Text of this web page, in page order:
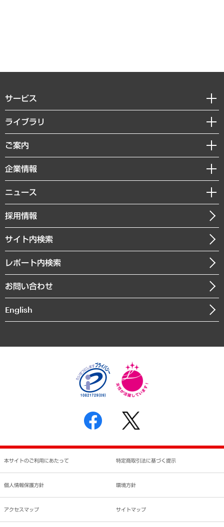
サービス
経営戦略
組織・人事戦略
デジタルイノベーション
共生・ダイバーシティ
GRC（ガバナンス・リスク・コンプライアンス）・防災（政策）
経済・産業・雇用・労働
まちづくり・観光・交通・スポーツ・スマートシティ
自然資源・農林水産業・食料システム
ライブラリ
経済調査
レポート
コラム
経営用語集
受託・受注実績（官公庁関連）
メディア掲載・出演
ご案内
セミナー・イベント情報
MUFGビジネスセミナー
受託案件情報
企業情報
私たちの想い
社長メッセージ
会社概要
沿革
組織図・本部部室紹介
インドネシア現地法人
個人情報保護方針
反社会的勢力に対する基本方針
書面による個人情報の開示等の請求の手続きについて
ニュース
ニュースリリース
お知らせ
採用情報
サイト内検索
レポート内検索
お問い合わせ
English
本サイトのご利用にあたって 特定商取引法に基づく提示
個人情報保護方針 環境方針
アクセスマップ サイトマップ